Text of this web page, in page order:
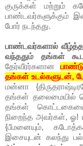
குருக்கள் மற்றும்
பாண்டவர்களுக்கும்
போர் நடந்தது.
பாண்டவர்களால்
வந்ததும் தங்கள்
தேர்வீரர்களான
தங்கள் உடல்களுடன்,
மன்னா
தங்கள் தலைமையில்
தங்கள் கொட்டகையை
நிறைந்த அவர்கள், ஓ!
{பீமனையும்,
இசையுடன் கலந்து